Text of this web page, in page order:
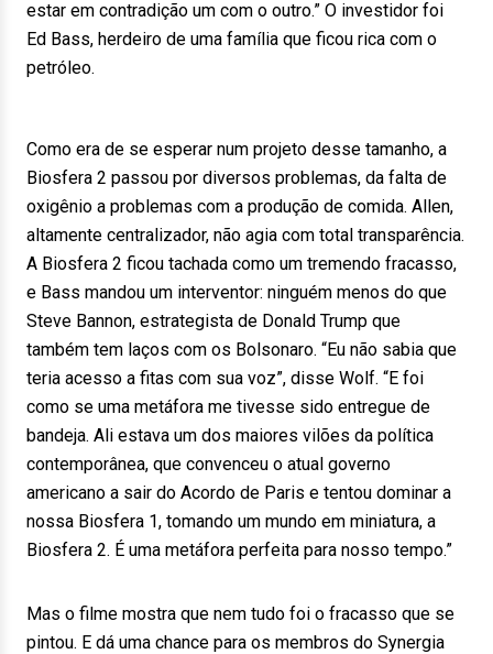
estar em contradição um com o outro.” O investidor foi
Ed Bass, herdeiro de uma família que ficou rica com o
petróleo.
Como era de se esperar num projeto desse tamanho, a
Biosfera 2 passou por diversos problemas, da falta de
oxigênio a problemas com a produção de comida. Allen,
altamente centralizador, não agia com total transparência.
A Biosfera 2 ficou tachada como um tremendo fracasso,
e Bass mandou um interventor: ninguém menos do que
Steve Bannon, estrategista de Donald Trump que
também tem laços com os Bolsonaro. “Eu não sabia que
teria acesso a fitas com sua voz”, disse Wolf. “E foi
como se uma metáfora me tivesse sido entregue de
bandeja. Ali estava um dos maiores vilões da política
contemporânea, que convenceu o atual governo
americano a sair do Acordo de Paris e tentou dominar a
nossa Biosfera 1, tomando um mundo em miniatura, a
Biosfera 2. É uma metáfora perfeita para nosso tempo.”
Mas o filme mostra que nem tudo foi o fracasso que se
pintou. E dá uma chance para os membros do Synergia